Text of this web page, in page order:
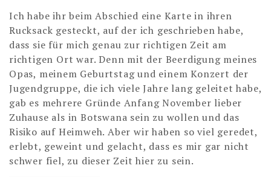
Ich habe ihr beim Abschied eine Karte in ihren
Rucksack gesteckt, auf der ich geschrieben habe,
dass sie für mich genau zur richtigen Zeit am
richtigen Ort war. Denn mit der Beerdigung meines
Opas, meinem Geburtstag und einem Konzert der
Jugendgruppe, die ich viele Jahre lang geleitet habe,
gab es mehrere Gründe Anfang November lieber
Zuhause als in Botswana sein zu wollen und das
Risiko auf Heimweh. Aber wir haben so viel geredet,
erlebt, geweint und gelacht, dass es mir gar nicht
schwer fiel, zu dieser Zeit hier zu sein.